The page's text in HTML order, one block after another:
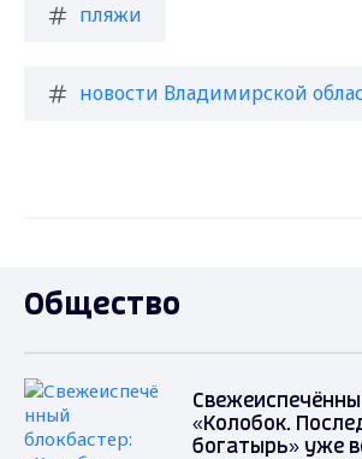
пляжи
новости Владимирской
Общество
«Колобок.
богатырь» уже